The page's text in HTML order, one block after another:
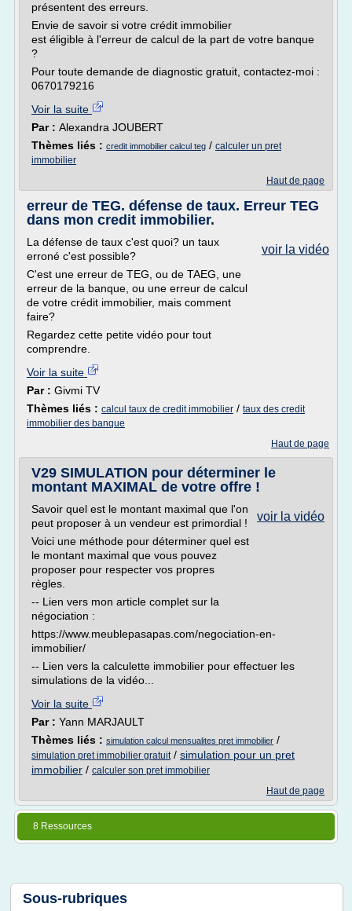
présentent des erreurs.
Envie de savoir si votre crédit immobilier
est éligible à l'erreur de calcul de la part de votre banque
?
Pour toute demande de diagnostic gratuit, contactez-moi :
0670179216
Voir la suite
Par : Alexandra JOUBERT
Thèmes liés : credit immobilier calcul teg / calculer un pret
immobilier
Haut de page
erreur de TEG. défense de taux. Erreur TEG
dans mon credit immobilier.
voir la vidéo
La défense de taux c'est quoi? un taux
erroné c'est possible?
C'est une erreur de TEG, ou de TAEG, une
erreur de la banque, ou une erreur de calcul
de votre crédit immobilier, mais comment
faire?
Regardez cette petite vidéo pour tout
comprendre.
Voir la suite
Par : Givmi TV
Thèmes liés : calcul taux de credit immobilier / taux des credit
immobilier des banque
Haut de page
V29 SIMULATION pour déterminer le
montant MAXIMAL de votre offre !
voir la vidéo
Savoir quel est le montant maximal que l'on
peut proposer à un vendeur est primordial !
Voici une méthode pour déterminer quel est
le montant maximal que vous pouvez
proposer pour respecter vos propres
règles.
-- Lien vers mon article complet sur la
négociation :
https://www.meublepasapas.com/negociation-en-
immobilier/
-- Lien vers la calculette immobilier pour effectuer les
simulations de la vidéo...
Voir la suite
Par : Yann MARJAULT
Thèmes liés : simulation calcul mensualites pret immobilier /
simulation pret immobilier gratuit/ simulation pour un pret
immobilier / calculer son pret immobilier
Haut de page
8 Ressources
Sous-rubriques